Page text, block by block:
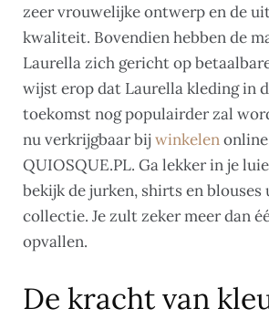
zeer vrouwelijke ontwerp en de
kwaliteit. Bovendien hebben de
Laurella zich gericht op
wijst erop dat Laurella kleding in
toekomst nog populairder zal
nu verkrijgbaar bij winkelen
QUIOSQUE.PL. Ga lekker in je
bekijk de jurken, shirts en
collectie. Je zult zeker meer dan
opvallen.
De kracht van